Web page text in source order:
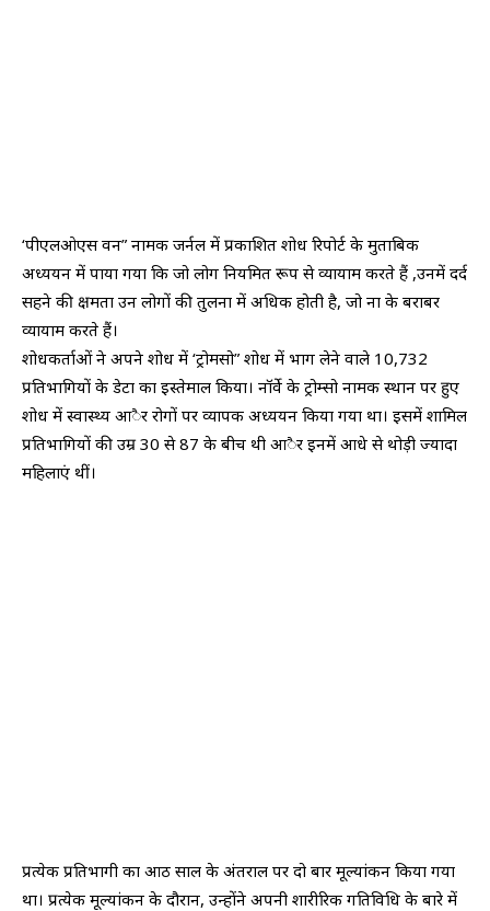
‘पीएलओएस वन” नामक जर्नल में प्रकाशित शोध रिपोर्ट के मुताबिक
अध्ययन में पाया गया कि जो लोग नियमित रूप से व्यायाम करते हैं ,उनमें दर्द
सहने की क्षमता उन लोगों की तुलना में अधिक होती है, जो ना के बराबर
व्यायाम करते हैं।
शोधकर्ताओं ने अपने शोध में ‘ट्रोमसो” शोध में भाग लेने वाले 10,732
प्रतिभागियों के डेटा का इस्तेमाल किया। नॉर्वे के ट्रोम्सो नामक स्थान पर हुए
शोध में स्वास्थ्य आैर रोगों पर व्यापक अध्ययन किया गया था। इसमें शामिल
प्रतिभागियों की उम्र 30 से 87 के बीच थी आैर इनमें आधे से थोड़ी ज्यादा
महिलाएं थीं।
प्रत्येक प्रतिभागी का आठ साल के अंतराल पर दो बार मूल्यांकन किया गया
था। प्रत्येक मूल्यांकन के दौरान, उन्होंने अपनी शारीरिक गतिविधि के बारे में